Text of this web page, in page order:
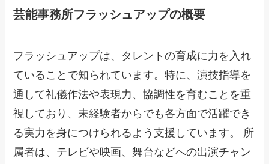
芸能事務所フラッシュアップの概要
フラッシュアップは、タレントの育成に力を入れ
ていることで知られています。特に、演技指導を
通して礼儀作法や表現力、協調性を育むことを重
視しており、未経験者からでも各方面で活躍でき
る実力を身につけられるよう支援しています。 所
属者は、テレビや映画、舞台などへの出演チャン